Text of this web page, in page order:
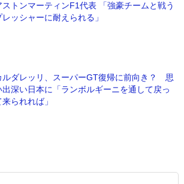
ストンマーティンF1代表 「強豪チームと戦う
レッシャーに耐えられる」
ルダレッリ、スーパーGT復帰に前向き？ 思
出深い日本に「ランボルギーニを通して戻っ
来られれば」